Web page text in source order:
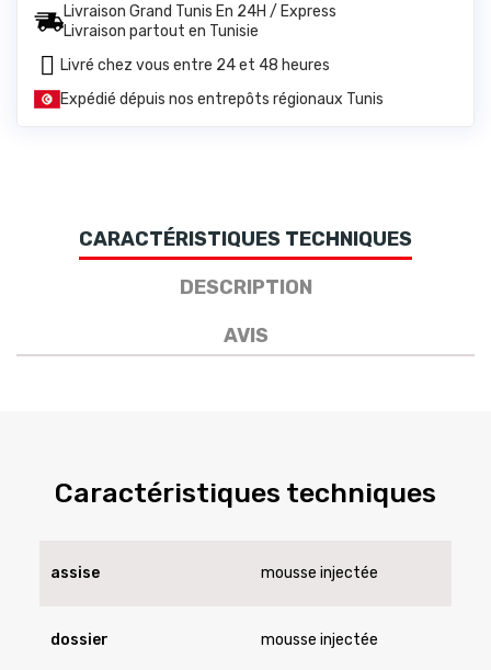
Livraison Grand Tunis En 24H / Express
Livraison partout en Tunisie
Expédié dépuis nos entrepôts régionaux Tunis
Livré chez vous entre 24 et 48 heures
CARACTÉRISTIQUES TECHNIQUES
DESCRIPTION
AVIS
Caractéristiques techniques
assise mousse injectée
dossier mousse injectée